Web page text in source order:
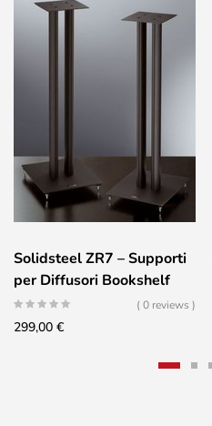
Solidsteel ZR7 – Supporti
per Diffusori Bookshelf
Silver
( 0 reviews )
299,00 €